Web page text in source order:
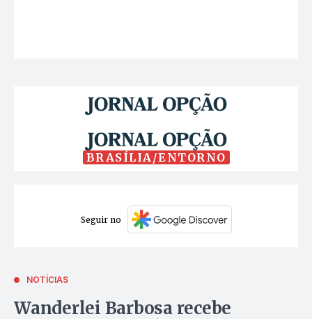
BRASÍLIA/ENTORNO
Seguir no
NOTÍCIAS
Wanderlei Barbosa recebe